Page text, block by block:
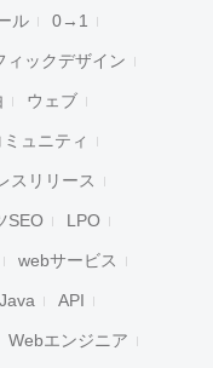
ル 0→1
ィックデザイン
ウェブ
ミュニティ
スリリース
SEO LPO
webサービス
Java API
Webエンジニア